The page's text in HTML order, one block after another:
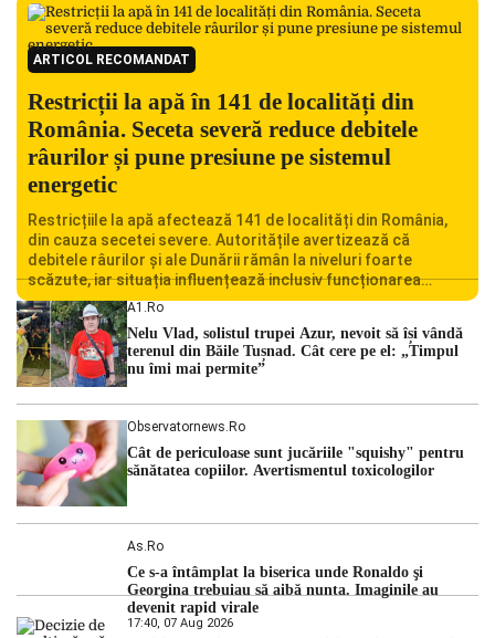
ARTICOL RECOMANDAT
Restricții la apă în 141 de localități din
România. Seceta severă reduce debitele
râurilor și pune presiune pe sistemul
energetic
Restricțiile la apă afectează 141 de localități din România,
din cauza secetei severe. Autoritățile avertizează că
debitele râurilor și ale Dunării rămân la niveluri foarte
scăzute, iar situația influențează inclusiv funcționarea
Centralei Nucleare de la Cernavodă. România se confruntă
cu una dintre cele mai dificile perioade din punct de vedere
hidrologic din ultimii ani. Lipsa […]
A1.ro
Nelu Vlad, solistul trupei Azur, nevoit să își vândă
terenul din Băile Tușnad. Cât cere pe el: „Timpul
nu îmi mai permite”
Observatornews.ro
Cât de periculoase sunt jucăriile "squishy" pentru
sănătatea copiilor. Avertismentul toxicologilor
As.ro
Ce s-a întâmplat la biserica unde Ronaldo şi
Georgina trebuiau să aibă nunta. Imaginile au
devenit rapid virale
17:40, 07 Aug 2026